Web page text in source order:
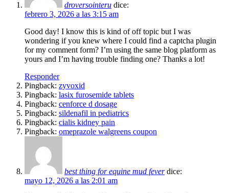
droversointeru dice:
febrero 3, 2026 a las 3:15 am
Good day! I know this is kind of off topic but I was
wondering if you knew where I could find a captcha plugin
for my comment form? I’m using the same blog platform as
yours and I’m having trouble finding one? Thanks a lot!
Responder
Pingback: zyvoxid
Pingback: lasix furosemide tablets
Pingback: cenforce d dosage
Pingback: sildenafil in pediatrics
Pingback: cialis kidney pain
Pingback: omeprazole walgreens coupon
best thing for equine mud fever dice:
mayo 12, 2026 a las 2:01 am